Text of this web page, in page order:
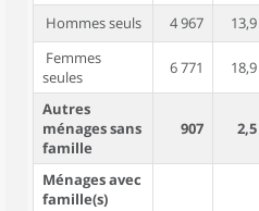
Hommes seuls 4 967 13,9
Femmes
seules
6 771 18,9
Autres
ménages sans
famille
907 2,5
Ménages avec
famille(s)